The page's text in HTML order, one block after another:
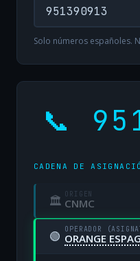
Solo números españoles.
📞
CADENA DE
🏛 ORIGEN
CNMC
🟢 OPERADOR
ORANGE